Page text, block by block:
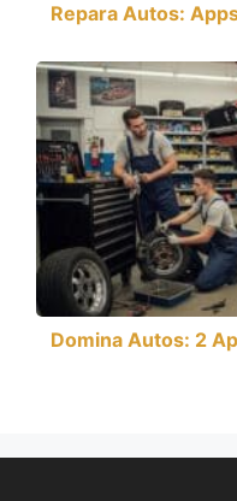
Repara Autos:
Domina Autos: 2